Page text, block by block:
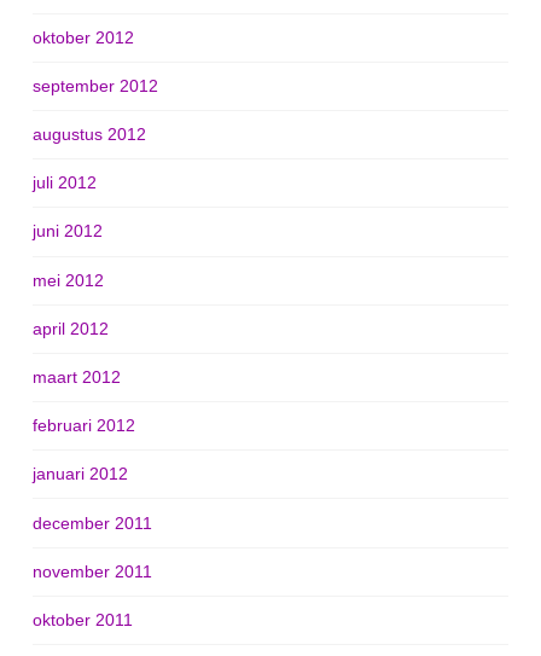
oktober 2012
september 2012
augustus 2012
juli 2012
juni 2012
mei 2012
april 2012
maart 2012
februari 2012
januari 2012
december 2011
november 2011
oktober 2011